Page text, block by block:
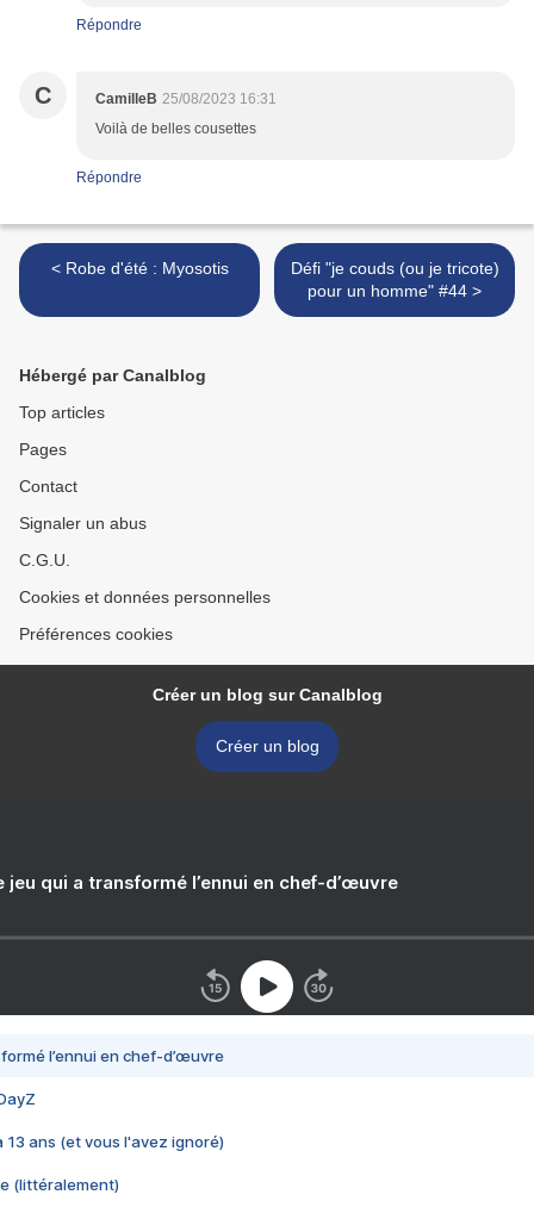
Répondre
C CamilleB 25/08/2023 16:31
Voilà de belles cousettes
Répondre
< Robe d'été : Myosotis
Défi "je couds (ou je tricote)
pour un homme" #44 >
Hébergé par Canalblog
Top articles
Pages
Contact
Signaler un abus
C.G.U.
Cookies et données personnelles
Préférences cookies
Créer un blog sur Canalblog
Créer un blog
jeu qui a transformé l’ennui en chef-d’œuvre
l’ennui en chef-d’œuvre
13 ans (et vous l'avez ignoré)
(littéralement)